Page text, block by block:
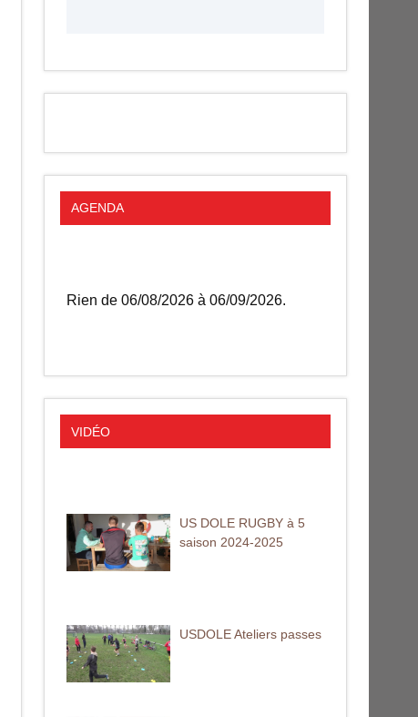
AGENDA
Rien de 06/08/2026 à 06/09/2026.
VIDÉO
US DOLE RUGBY à 5
saison 2024-2025
USDOLE Ateliers passes